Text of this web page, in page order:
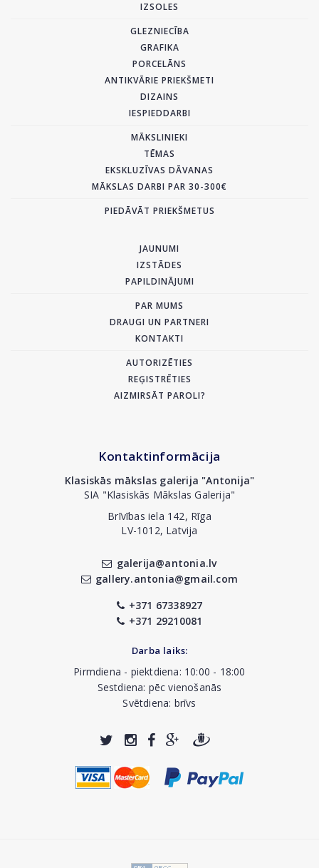
IZSOLES
GLEZNIECĪBA
GRAFIKA
PORCELĀNS
ANTIKVĀRIE PRIEKŠMETI
DIZAINS
IESPIEDDARBI
MĀKSLINIEKI
TĒMAS
EKSKLUZĪVAS DĀVANAS
MĀKSLAS DARBI PAR 30-300€
PIEDĀVĀT PRIEKŠMETUS
JAUNUMI
IZSTĀDES
PAPILDINĀJUMI
PAR MUMS
DRAUGI UN PARTNERI
KONTAKTI
AUTORIZĒTIES
REĢISTRĒTIES
AIZMIRSĀT PAROLI?
Kontaktinformācija
Klasiskās mākslas galerija "Antonija"
SIA "Klasiskās Mākslas Galerija"
Brīvības iela 142, Rīga
LV-1012, Latvija
galerija@antonia.lv
gallery.antonia@gmail.com
+371 67338927
+371 29210081
Darba laiks:
Pirmdiena - piektdiena: 10:00 - 18:00
Sestdiena: pēc vienošanās
Svētdiena: brīvs